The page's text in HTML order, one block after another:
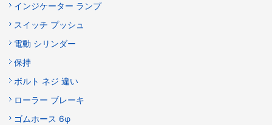
インジケーター ランプ
スイッチ プッシュ
電動 シリンダー
保持
ボルト ネジ 違い
ローラー ブレーキ
ゴムホース 6φ